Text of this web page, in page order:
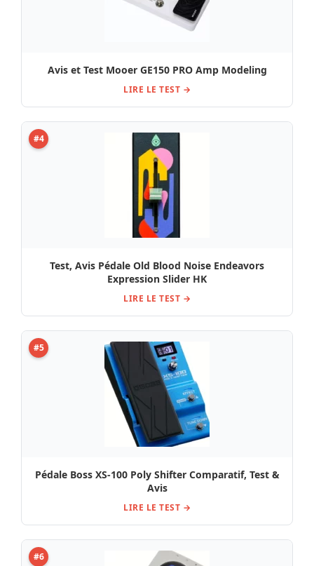
Avis et Test Mooer GE150 PRO Amp Modeling
LIRE LE TEST →
#4
Test, Avis Pédale Old Blood Noise Endeavors
Expression Slider HK
LIRE LE TEST →
#5
Pédale Boss XS-100 Poly Shifter Comparatif, Test &
Avis
LIRE LE TEST →
#6